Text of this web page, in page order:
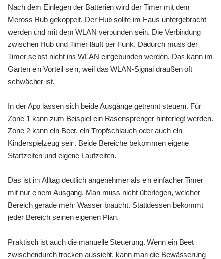
Nach dem Einlegen der Batterien wird der Timer mit dem
Meross Hub gekoppelt. Der Hub sollte im Haus untergebracht
werden und mit dem WLAN verbunden sein. Die Verbindung
zwischen Hub und Timer läuft per Funk. Dadurch muss der
Timer selbst nicht ins WLAN eingebunden werden. Das kann im
Garten ein Vorteil sein, weil das WLAN-Signal draußen oft
schwächer ist.
In der App lassen sich beide Ausgänge getrennt steuern. Für
Zone 1 kann zum Beispiel ein Rasensprenger hinterlegt werden.
Zone 2 kann ein Beet, ein Tropfschlauch oder auch ein
Kinderspielzeug sein. Beide Bereiche bekommen eigene
Startzeiten und eigene Laufzeiten.
Das ist im Alltag deutlich angenehmer als ein einfacher Timer
mit nur einem Ausgang. Man muss nicht überlegen, welcher
Bereich gerade mehr Wasser braucht. Stattdessen bekommt
jeder Bereich seinen eigenen Plan.
Praktisch ist auch die manuelle Steuerung. Wenn ein Beet
zwischendurch trocken aussieht, kann man die Bewässerung